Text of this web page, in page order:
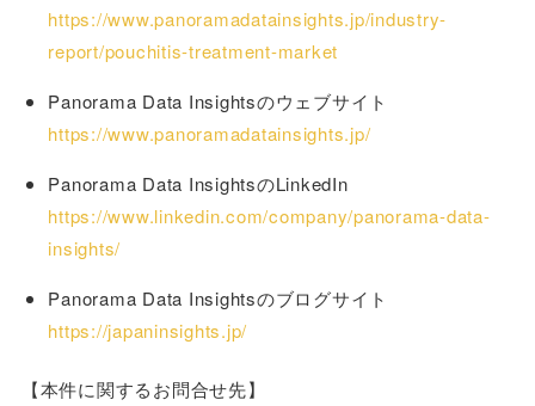
https://www.panoramadatainsights.jp/industry-
report/pouchitis-treatment-market
Panorama Data Insightsのウェブサイト
https://www.panoramadatainsights.jp/
Panorama Data InsightsのLinkedIn
https://www.linkedin.com/company/panorama-data-
insights/
Panorama Data Insightsのブログサイト
https://japaninsights.jp/
【本件に関するお問合せ先】